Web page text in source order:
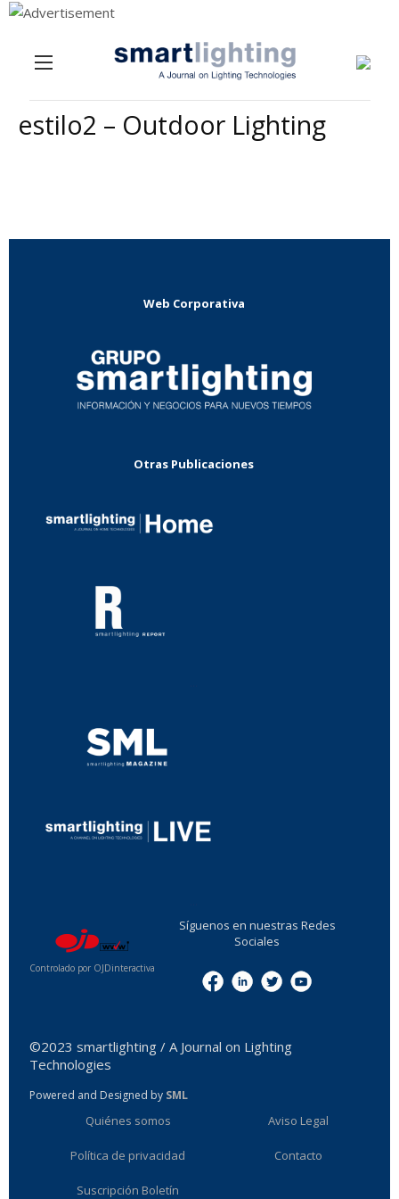
Menu
estilo2 – Outdoor Lighting
Web Corporativa
Otras Publicaciones
Controlado por OJDinteractiva
Síguenos en nuestras Redes
Sociales
©2023 smartlighting / A Journal on Lighting
Technologies
Powered and Designed by SML
Quiénes somos Aviso Legal
Política de privacidad Contacto
Suscripción Boletín